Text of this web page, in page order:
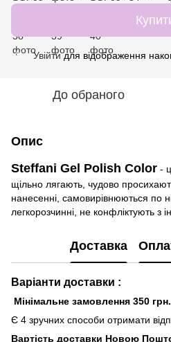
% Увійтидля відображення
До обраного
Опис
Steffani Gel Polish Color -
щільно лягають, чудово
нанесенні, самовирівнюються по
легкорозчинні, не конфліктують з
Доставка
Варіанти доставки :
Мінімальне замовлення 350 грн.
Є 4 зручних способи отримати
Вартість доставки Новою